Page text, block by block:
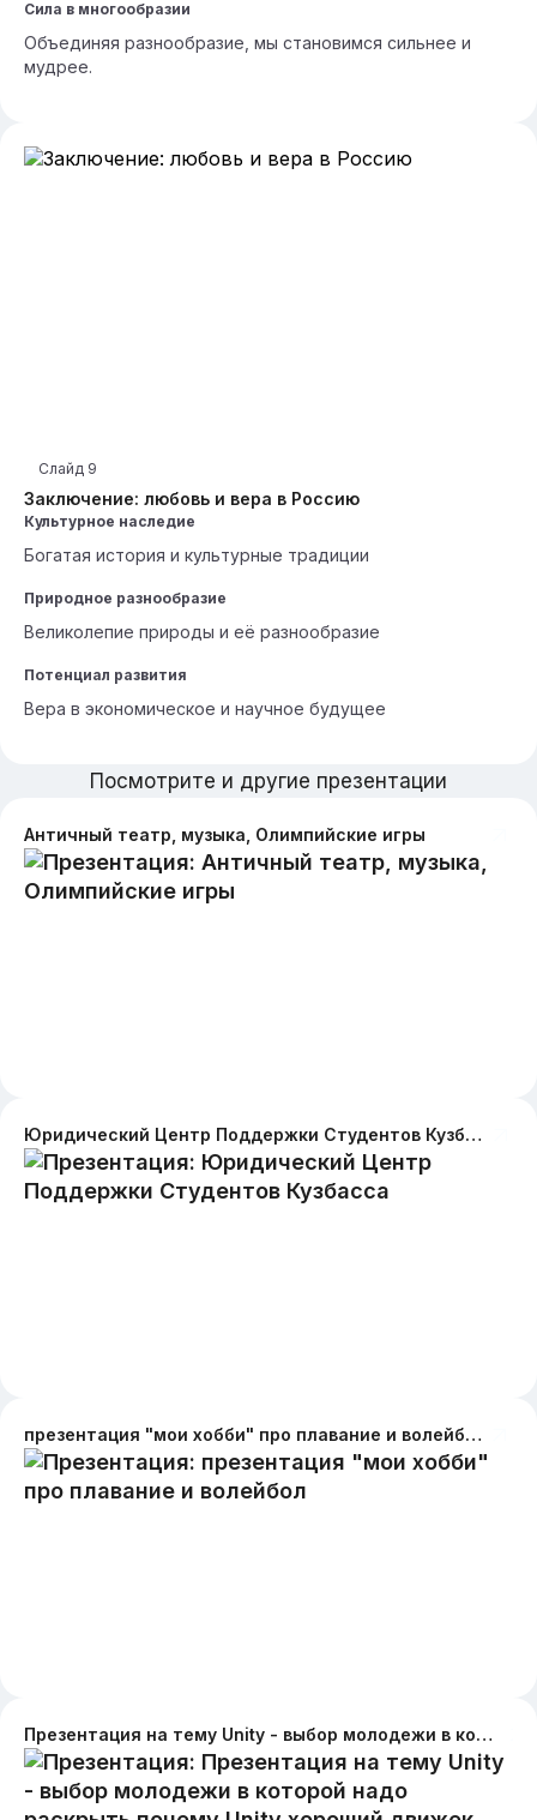
Сила в многообразии
Объединяя разнообразие, мы становимся сильнее и
мудрее.
Заключение: любовь и вера в Россию
Слайд 9
Культурное наследие
Богатая история и культурные традиции
Природное разнообразие
Великолепие природы и её разнообразие
Потенциал развития
Вера в экономическое и научное будущее
Посмотрите и другие презентации
Античный театр, музыка, Олимпийские игры
Юридический Центр Поддержки Студентов Кузбасса
презентация "мои хобби" про плавание и волейбол
Презентация на тему Unity - выбор молодежи в которой надо раскрыть почему Unity хороший движек, его сильные стороны, примеры успешных игр